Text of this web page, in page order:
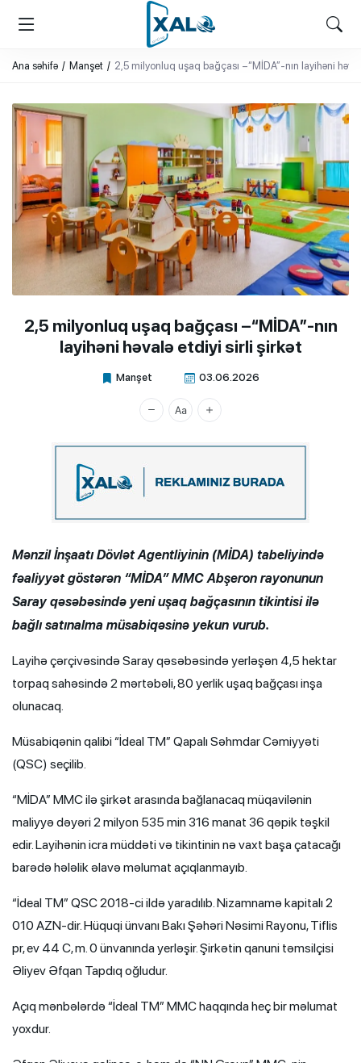
XALQ.ONLINE
ONLAYN PLATFORMA
Ana səhifə Manşet 2,5 milyonluq uşaq bağçası –“MİDA”-nın layihəni
2,5 milyonluq uşaq bağçası –“MİDA”-nın
layihəni həvalə etdiyi sirli şirkət
Manşet 03.06.2026
Xalq.Online
Mənzil İnşaatı Dövlət Agentliyinin (MİDA) tabeliyində
fəaliyyət göstərən “MİDA” MMC Abşeron rayonunun
Saray qəsəbəsində yeni uşaq bağçasının tikintisi ilə
bağlı satınalma müsabiqəsinə yekun vurub.
Layihə çərçivəsində Saray qəsəbəsində yerləşən 4,5 hektar
torpaq sahəsində 2 mərtəbəli, 80 yerlik uşaq bağçası inşa
olunacaq.
Müsabiqənin qalibi “İdeal TM” Qapalı Səhmdar Cəmiyyəti
(QSC) seçilib.
“MİDA” MMC ilə şirkət arasında bağlanacaq müqavilənin
maliyyə dəyəri 2 milyon 535 min 316 manat 36 qəpik təşkil
edir. Layihənin icra müddəti və tikintinin nə vaxt başa çatacağı
barədə hələlik əlavə məlumat açıqlanmayıb.
“İdeal TM” QSC 2018-ci ildə yaradılıb. Nizamnamə kapitalı 2
010 AZN-dir. Hüquqi ünvanı Bakı Şəhəri Nəsimi Rayonu, Tiflis
pr, ev 44 C, m. 0 ünvanında yerləşir. Şirkətin qanuni təmsilçisi
Əliyev Əfqan Tapdıq oğludur.
Açıq mənbələrdə “İdeal TM” MMC haqqında heç bir məlumat
yoxdur.